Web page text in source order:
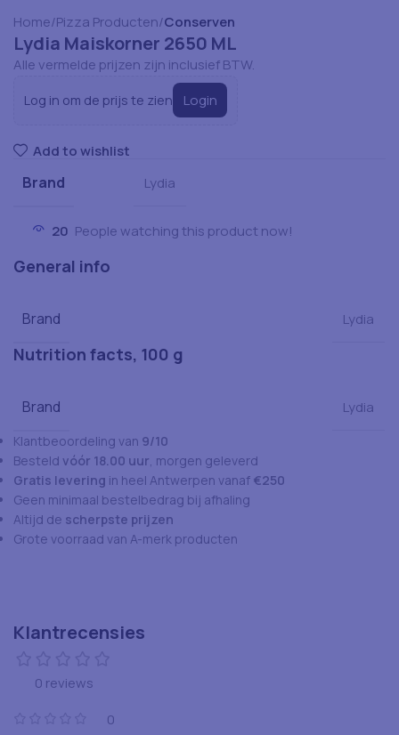
Home Pizza Producten Conserven
Lydia Maiskorner 2650 ML
Alle vermelde prijzen zijn inclusief BTW.
Log in om de prijs te zien Login
Add to wishlist
Brand Lydia
20 People watching this product now!
General info
Brand Lydia
Nutrition facts, 100 g
Brand Lydia
Klantbeoordeling van 9/10
Besteld vóór 18.00 uur, morgen geleverd
Gratis levering in heel Antwerpen vanaf €250
Geen minimaal bestelbedrag bij afhaling
Altijd de scherpste prijzen
Grote voorraad van A-merk producten
Klantrecensies
0 reviews
0